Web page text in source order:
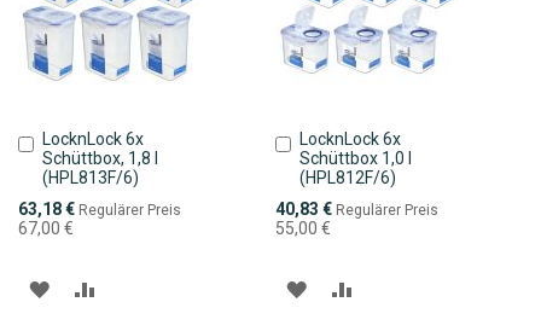
LocknLock 6x
Schüttbox, 1,8 l
(HPL813F/6)
Sonderpreis
63,18 € Regulärer Preis
67,00 €
In
den
Warenkorb
ZUR
LocknLock 6x
Schüttbox 1,0 l
(HPL812F/6)
Sonderpreis
40,83 € Regulärer Preis
55,00 €
In
den
Warenkorb
ZUR